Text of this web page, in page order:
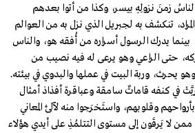
زمنَ نزولِهِ بيسر، وكذا من أتوا بعدهم
تنكشف به لجبريل الذي نزل به من العوالم
بينما يدرك الرسول أسراره من أُفقه هو، والناس
حتى الراعي وهو يرعى له فيه نصيب من
يحرث، وربة البيت في عملها والبدوي في بيئته.
في كنفه قاماتٌ سامقة وعباقرة أفذاذ أمثال
وقلوبهم، واستَخرَجوا منه لآلئ المعاني
ممن لا يَرقَون إلى مستوى التتلمُذِ على أيدي هؤلاء